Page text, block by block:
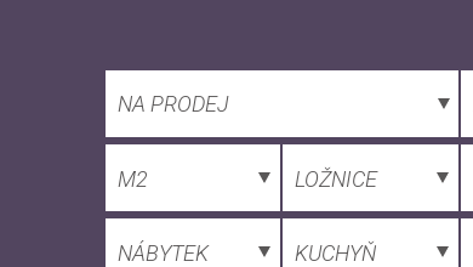
NA PRODEJ
M2 LOŽNICE
NÁBYTEK KUCHYŇ